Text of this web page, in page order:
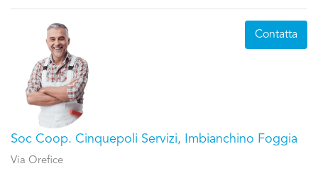
Soc Coop. Cinquepoli Servizi, Imbianchino Foggia
Via Orefice
Contatta